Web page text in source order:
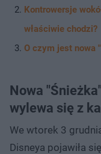
Kontrowersje
właściwie chodzi?
O czym jest nowa
Nowa
wylewa się z
We wtorek 3
Disneya pojawiła